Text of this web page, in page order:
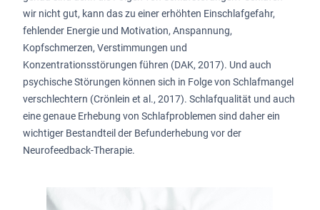
wir nicht gut, kann das zu einer erhöhten Einschlafgefahr,
fehlender Energie und Motivation, Anspannung,
Kopfschmerzen, Verstimmungen und
Konzentrationsstörungen führen (DAK, 2017). Und auch
psychische Störungen können sich in Folge von Schlafmangel
verschlechtern (Crönlein et al., 2017). Schlafqualität und auch
eine genaue Erhebung von Schlafproblemen sind daher ein
wichtiger Bestandteil der Befunderhebung vor der
Neurofeedback-Therapie.